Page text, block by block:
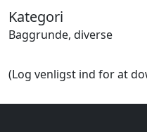
Lyd, billede
Mad, drikke
Mærkedage
Mennesker
Kategori
Baggrunde, diverse
(Log venligst ind for at